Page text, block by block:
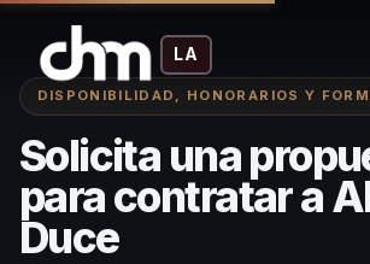
LA
DISPONIBILIDAD, HONORARIOS Y
Solicita una
para contratar a
Duce